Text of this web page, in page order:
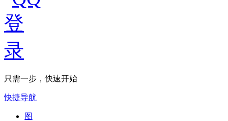
只需一步，快速开始
快捷导航
图